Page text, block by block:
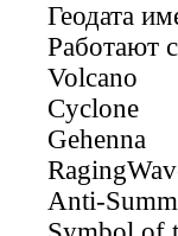
Геодата
Работают
Volcano
Cyclone
Gehenna
Anti-